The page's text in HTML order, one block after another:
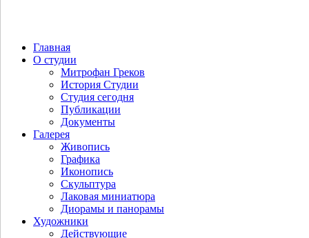
Главная
О студии
Митрофан Греков
История Студии
Студия сегодня
Публикации
Документы
Галерея
Живопись
Графика
Иконопись
Скульптура
Лаковая миниатюра
Диорамы и панорамы
Художники
Действующие